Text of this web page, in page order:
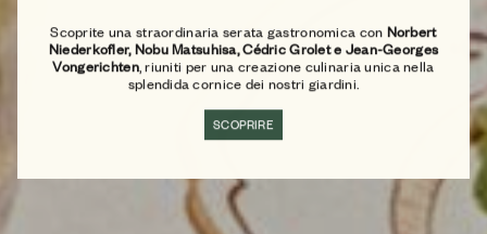
Scoprite una straordinaria serata gastronomica con Norbert
Niederkofler, Nobu Matsuhisa, Cédric Grolet e Jean-Georges
Vongerichten, riuniti per una creazione culinaria unica nella
splendida cornice dei nostri giardini.
SCOPRIRE